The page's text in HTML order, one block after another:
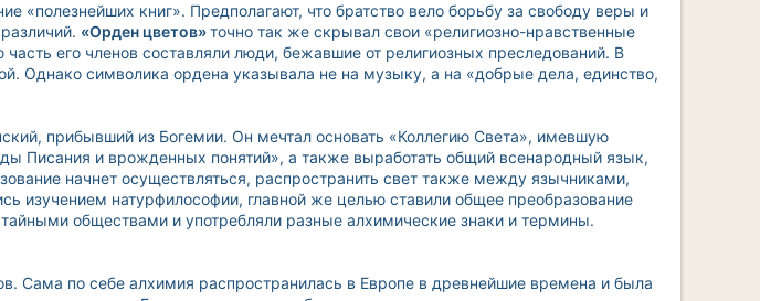
«полезнейших книг». Предполагают, что братство вело борьбу за свободу веры и
«Орден цветов»точно так же скрывал свои «религиозно-нравственные
его членов составляли люди, бежавшие от религиозных преследований. В
Однако символика ордена указывала не на музыку, а на «добрые дела, единство,
прибывший из Богемии. Он мечтал основать «Коллегию Света», имевшую
Писания и врожденных понятий», а также выработать общий всенародный язык,
начнет осуществляться, распространить свет также между язычниками,
изучением натурфилософии, главной же целью ставили общее преобразование
обществами и употребляли разные алхимические знаки и термины.
Сама по себе алхимия распространилась в Европе в древнейшие времена и была